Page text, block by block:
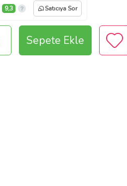
9,3 Satıcıya Sor
Sepete Ekle